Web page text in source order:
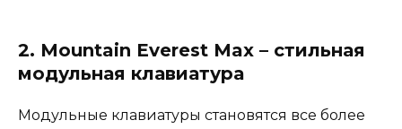
2. Mountain Everest Max – стильная
модульная клавиатура
Модульные клавиатуры становятся все более